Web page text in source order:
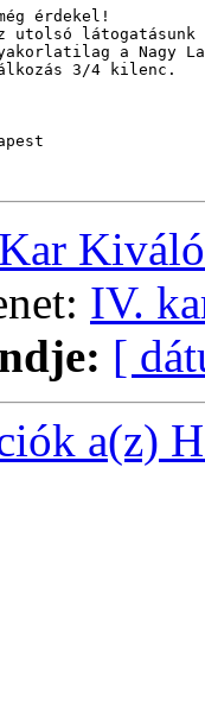
érdekel!
utolsó
a Nagy
3/4 kilenc.
Kar
IV.
[
a(z)